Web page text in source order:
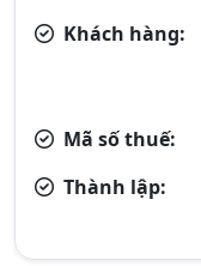
Khách hàng:
Mã số thuế:
Thành lập: